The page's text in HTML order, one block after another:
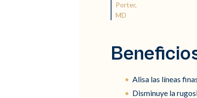
Porter,
MD
Alisa las líneas
Disminuye la